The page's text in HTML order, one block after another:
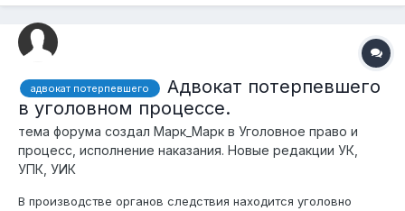
адвокат потерпевшего
Адвокат потерпевшего
в уголовном процессе.
тема форума создал Марк_Марк в Уголовное право и
процесс, исполнение наказания. Новые редакции УК,
УПК, УИК
В производстве органов следствия находится уголовно